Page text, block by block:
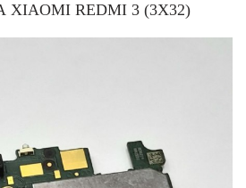
REDMI 3 (3X32)